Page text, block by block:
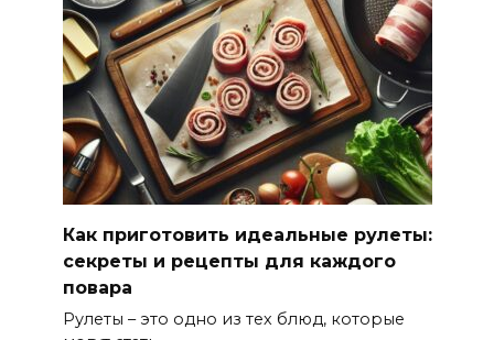
Как приготовить идеальные рулеты:
секреты и рецепты для каждого
повара
Рулеты – это одно из тех блюд, которые